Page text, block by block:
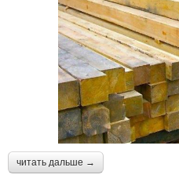
читать дальше →